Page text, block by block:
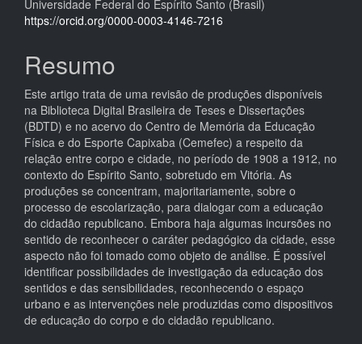
Universidade Federal do Espírito Santo (Brasil)
https://orcid.org/0000-0003-4146-7216
Resumo
Este artigo trata de uma revisão de produções disponíveis
na Biblioteca Digital Brasileira de Teses e Dissertações
(BDTD) e no acervo do Centro de Memória da Educação
Física e do Esporte Capixaba (Cemefec) a respeito da
relação entre corpo e cidade, no período de 1908 a 1912, no
contexto do Espírito Santo, sobretudo em Vitória. As
produções se concentram, majoritariamente, sobre o
processo de escolarização, para dialogar com a educação
do cidadão republicano. Embora haja algumas incursões no
sentido de reconhecer o caráter pedagógico da cidade, esse
aspecto não foi tomado como objeto de análise. É possível
identificar possibilidades de investigação da educação dos
sentidos e das sensibilidades, reconhecendo o espaço
urbano e as intervenções nele produzidas como dispositivos
de educação do corpo e do cidadão republicano.